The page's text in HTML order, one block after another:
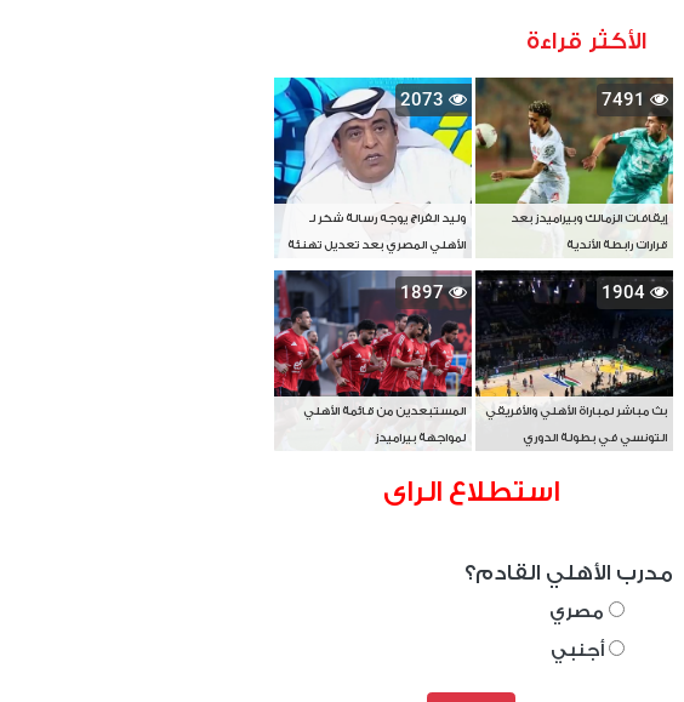
الأكثر قراءة
7491
إيقافات الزمالك وبيراميدز بعد
قرارات رابطة الأندية
2073
وليد الفراج يوجه رسالة شكر لـ
الأهلي المصري بعد تعديل تهنئة
بطل آسيا
1904
بث مباشر لمباراة الأهلي والأفريقي
التونسي في بطولة الدوري
1897
المستبعدين من قائمة الأهلي
لمواجهة بيراميدز
استطلاع الراى
مدرب الأهلي القادم؟
مصري
أجنبي